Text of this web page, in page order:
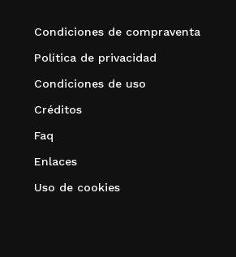
Condiciones de compraventa
Política de privacidad
Condiciones de uso
Créditos
Faq
Enlaces
Uso de cookies